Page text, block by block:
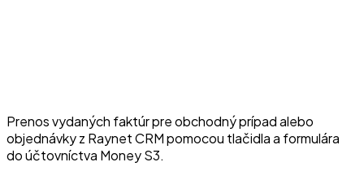
Prenos vydaných faktúr pre obchodný prípad alebo
objednávky z Raynet CRM pomocou tlačidla a formulára
do účtovníctva Money S3.